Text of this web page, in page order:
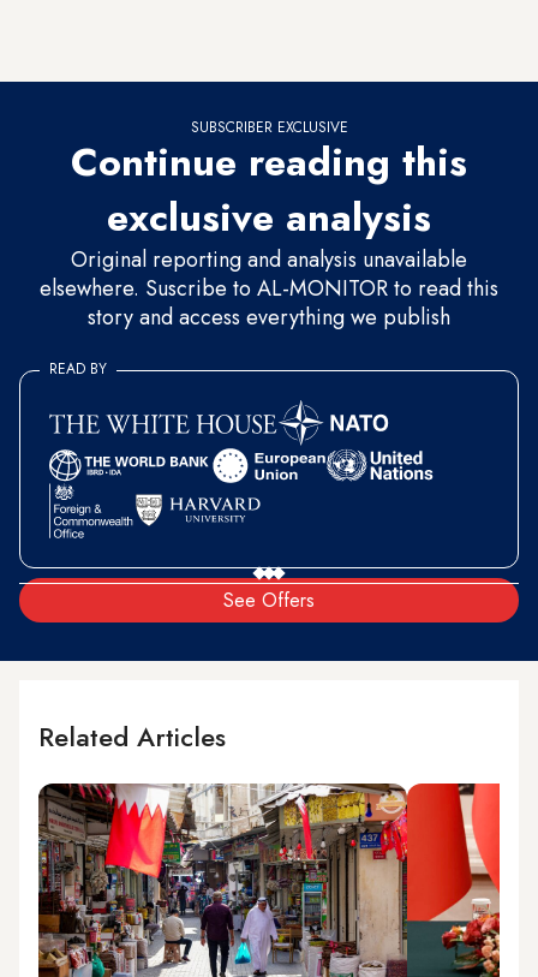
SUBSCRIBER EXCLUSIVE
Continue reading this
exclusive analysis
Original reporting and analysis unavailable
elsewhere. Suscribe to AL-MONITOR to read this
story and access everything we publish
See Offers
READ BY
Related Articles